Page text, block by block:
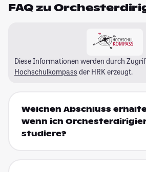
FAQ zu
Diese Informationen werden durch
Hochschulkompass der HRK erzeugt.
Welchen Abschluss
wenn ich
studiere?